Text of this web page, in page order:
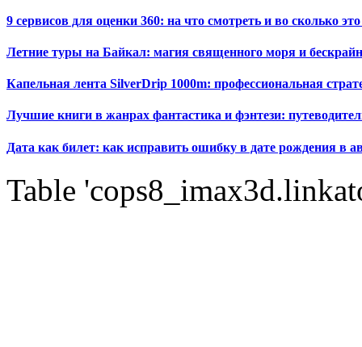
9 сервисов для оценки 360: на что смотреть и во сколько это
Летние туры на Байкал: магия священного моря и
Капельная лента SilverDrip 1000m: профессиональная
Лучшие книги в жанрах фантастика и фэнтези:
Дата как билет: как исправить ошибку в дате рождения в
Table